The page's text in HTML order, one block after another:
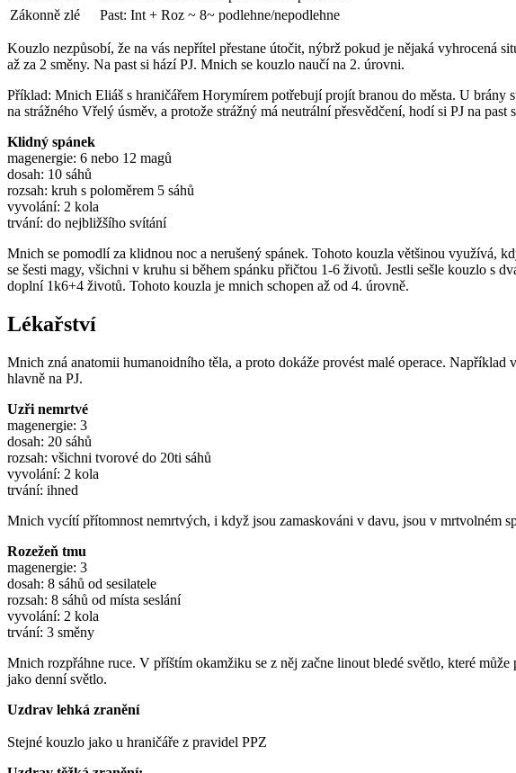
Zákonně zlé
Past: Int + Roz ~ 8~ podlehne/nepodlehne
Kouzlo nezpůsobí, že na vás nepřítel přestane útočit, nýbrž pokud je nějaká vyhrocená
až za 2 směny. Na past si hází PJ. Mnich se kouzlo naučí na 2. úrovni.
Příklad: Mnich Eliáš s hraničářem Horymírem potřebují projít branou do města. U brány
na strážného Vřelý úsměv, a protože strážný má neutrální přesvědčení, hodí si PJ na
Klidný spánek
magenergie: 6 nebo 12 magů
dosah: 10 sáhů
rozsah: kruh s poloměrem 5 sáhů
vyvolání: 2 kola
trvání: do nejbližšího svítání
Mnich se pomodlí za klidnou noc a nerušený spánek. Tohoto kouzla většinou využívá,
se šesti magy, všichni v kruhu si během spánku přičtou 1-6 životů. Jestli sešle kouzlo s
doplní 1k6+4 životů. Tohoto kouzla je mnich schopen až od 4. úrovně.
Lékařství
Mnich zná anatomii humanoidního těla, a proto dokáže provést malé operace.
hlavně na PJ.
Uzři nemrtvé
magenergie: 3
dosah: 20 sáhů
rozsah: všichni tvorové do 20ti sáhů
vyvolání: 2 kola
trvání: ihned
Mnich vycítí přítomnost nemrtvých, i když jsou zamaskováni v davu, jsou v mrtvolném
Rozežeň tmu
magenergie: 3
dosah: 8 sáhů od sesilatele
rozsah: 8 sáhů od místa seslání
vyvolání: 2 kola
trvání: 3 směny
Mnich rozpřáhne ruce. V příštím okamžiku se z něj začne linout bledé světlo, které
jako denní světlo.
Uzdrav lehká zranění
Stejné kouzlo jako u hraničáře z pravidel PPZ